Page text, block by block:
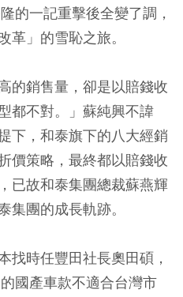
的一記重擊後全變了調，
革」的雪恥之旅。
的銷售量，卻是以賠錢收
都不對。」蘇純興不諱
下，和泰旗下的八大經銷
價策略，最終都以賠錢收
已故和泰集團總裁蘇燕輝
集團的成長軌跡。
找時任豐田社長奧田碩，
國產車款不適合台灣市